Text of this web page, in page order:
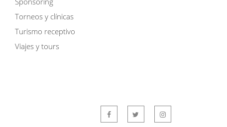
Torneos y clínicas
Turismo receptivo
Viajes y tours